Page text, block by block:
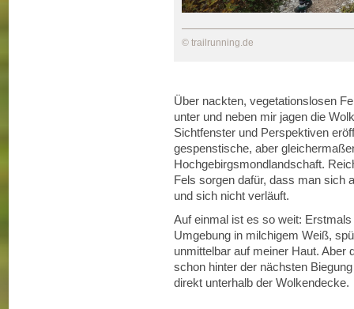
© trailrunning.de
Über nackten, vegetationslosen
unter und neben mir jagen die
Sichtfenster und Perspektiven
gespenstische, aber
Hochgebirgsmondlandschaft.
Fels sorgen dafür, dass man sich
und sich nicht verläuft.
Auf einmal ist es so weit:
Umgebung in milchigem Weiß,
unmittelbar auf meiner Haut. Aber
schon hinter der nächsten
direkt unterhalb der Wolkendecke.